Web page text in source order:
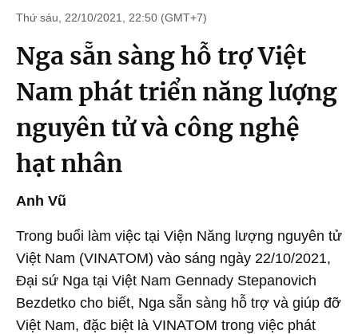
Thứ sáu, 22/10/2021, 22:50 (GMT+7)
Nga sẵn sàng hỗ trợ Việt
Nam phát triển năng lượng
nguyên tử và công nghệ
hạt nhân
Anh Vũ
Trong buổi làm việc tại Viện Năng lượng nguyên tử
Việt Nam (VINATOM) vào sáng ngày 22/10/2021,
Đại sứ Nga tại Việt Nam Gennady Stepanovich
Bezdetko cho biết, Nga sẵn sàng hỗ trợ và giúp đỡ
Việt Nam, đặc biệt là VINATOM trong việc phát